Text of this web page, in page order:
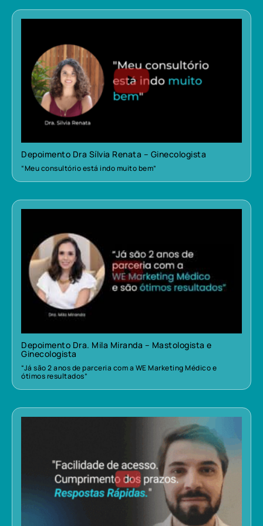
Depoimento Dra Sílvia Renata – Ginecologista
“Meu consultório está indo muito bem”
Depoimento Dra. Mila Miranda – Mastologista e
Ginecologista
“Já são 2 anos de parceria com a WE Marketing Médico e
ótimos resultados”